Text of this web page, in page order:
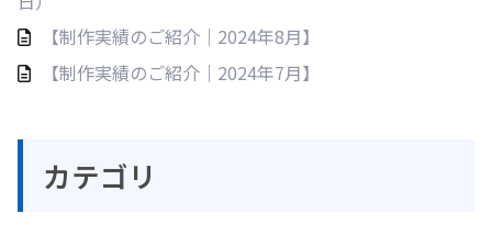
【制作実績のご紹介｜2024年8月】
【制作実績のご紹介｜2024年7月】
カテゴリ